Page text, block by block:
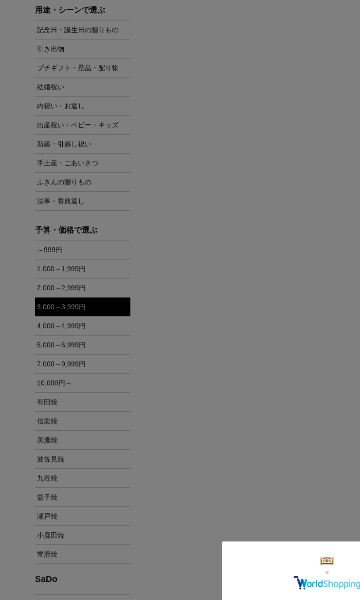
用途・シーンで選ぶ
記念日・誕生日の贈りもの
引き出物
プチギフト・景品・配り物
結婚祝い
内祝い・お返し
出産祝い・ベビー・キッズ
新築・引越し祝い
手土産・ごあいさつ
ふきんの贈りもの
法事・香典返し
予算・価格で選ぶ
～999円
1,000～1,999円
2,000～2,999円
3,000～3,999円
4,000～4,999円
5,000～6,999円
7,000～9,999円
10,000円～
有田焼
信楽焼
美濃焼
波佐見焼
九谷焼
益子焼
瀬戸焼
小鹿田焼
常滑焼
SaDo